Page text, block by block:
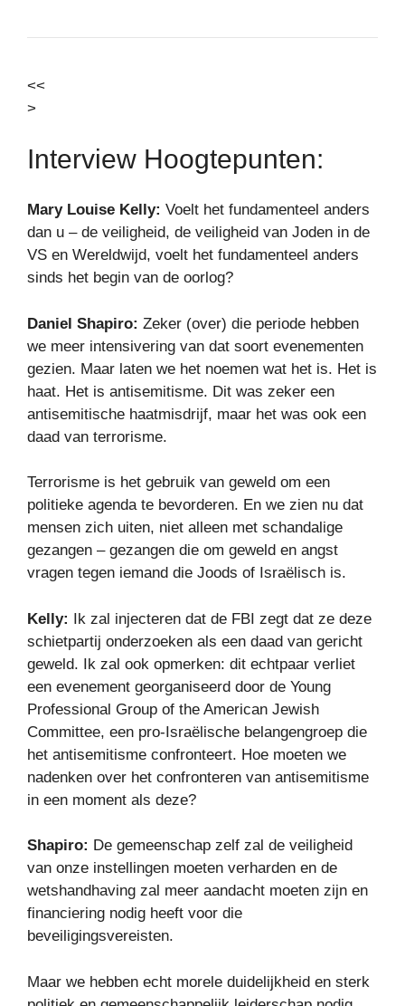
<<
>
Interview Hoogtepunten:
Mary Louise Kelly: Voelt het fundamenteel anders
dan u – de veiligheid, de veiligheid van Joden in de
VS en Wereldwijd, voelt het fundamenteel anders
sinds het begin van de oorlog?
Daniel Shapiro: Zeker (over) die periode hebben
we meer intensivering van dat soort evenementen
gezien. Maar laten we het noemen wat het is. Het is
haat. Het is antisemitisme. Dit was zeker een
antisemitische haatmisdrijf, maar het was ook een
daad van terrorisme.
Terrorisme is het gebruik van geweld om een ​​
politieke agenda te bevorderen. En we zien nu dat
mensen zich uiten, niet alleen met schandalige
gezangen – gezangen die om geweld en angst
vragen tegen iemand die Joods of Israëlisch is.
Kelly: Ik zal injecteren dat de FBI zegt dat ze deze
schietpartij onderzoeken als een daad van gericht
geweld. Ik zal ook opmerken: dit echtpaar verliet
een evenement georganiseerd door de Young
Professional Group of the American Jewish
Committee, een pro-Israëlische belangengroep die
het antisemitisme confronteert. Hoe moeten we
nadenken over het confronteren van antisemitisme
in een moment als deze?
Shapiro: De gemeenschap zelf zal de veiligheid
van onze instellingen moeten verharden en de
wetshandhaving zal meer aandacht moeten zijn en
financiering nodig heeft voor die
beveiligingsvereisten.
Maar we hebben echt morele duidelijkheid en sterk